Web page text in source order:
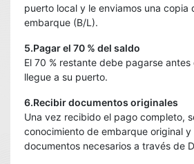
puerto local y le enviamos una copia
embarque (B/L).
5.Pagar el 70 % del saldo
El 70 % restante debe pagarse
llegue a su puerto.
6.Recibir documentos originales
Una vez recibido el pago completo,
conocimiento de embarque original y
documentos necesarios a través de